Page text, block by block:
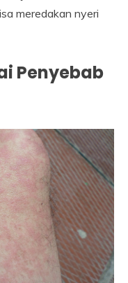
meredakan nyeri
Penyebab